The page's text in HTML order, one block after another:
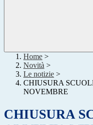
Home >
Novità >
Le notizie >
CHIUSURA
NOVEMBRE
CHIUSURA